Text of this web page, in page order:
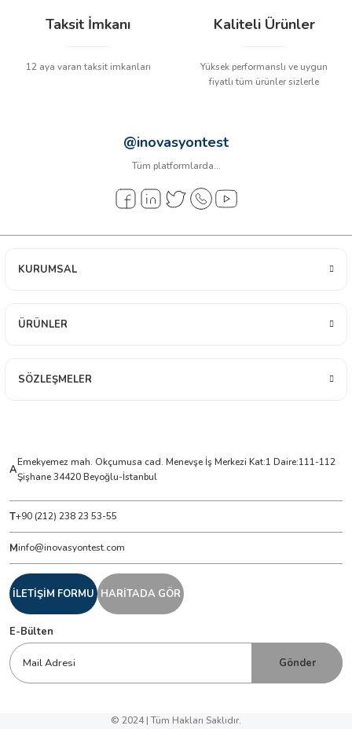
Taksit İmkanı
12 aya varan taksit imkanları
Kaliteli Ürünler
Yüksek performanslı ve uygun
fiyatlı tüm ürünler sizlerle
@inovasyontest
Tüm platformlarda...
KURUMSAL
ÜRÜNLER
SÖZLEŞMELER
A
Emekyemez mah. Okçumusa cad. Menevşe İş Merkezi Kat:1 Daire:111-112
Şişhane 34420 Beyoğlu-İstanbul
T+90 (212) 238 23 53-55
Minfo@inovasyontest.com
İLETİŞİM FORMU HARİTADA GÖR
E-Bülten
Gönder
© 2024 | Tüm Hakları Saklıdır.